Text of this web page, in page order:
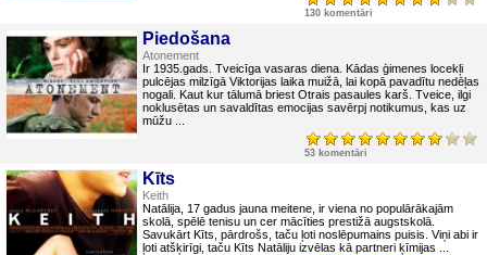
130 komentāri
Piedošana
Atonement
Ir 1935.gads. Tveicīga vasaras diena. Kādas ģimenes locekļi
pulcējas milzīgā Viktorijas laika muižā, lai kopā pavadītu nedēļas
nogali. Kaut kur tālumā briest Otrais pasaules karš. Tveice, ilgi
noklusētas un savaldītas emocijas savērpj notikumus, kas uz
mūžu ...
53 komentāri
Kīts
Keith
Natālija, 17 gadus jauna meitene, ir viena no populārākajām
skolā, spēlē tenisu un cer mācīties prestižā augstskolā.
Savukārt Kīts, pārdrošs, taču ļoti noslēpumains puisis. Viņi abi ir
ļoti atšķirīgi, taču Kīts Natāliju izvēlas kā partneri ķīmijas ...